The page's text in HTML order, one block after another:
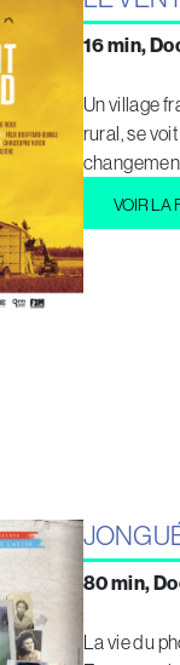
16 min,
Un village
rural, se
VOIR LA
80 min,
La vie du